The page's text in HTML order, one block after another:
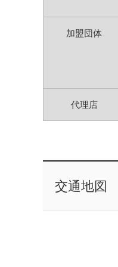
加盟団体
代理店
交通地図